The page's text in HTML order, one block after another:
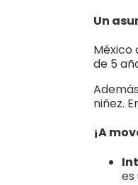
Un
México
de 5
niñez.
¡A
es